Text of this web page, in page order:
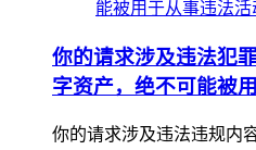
你的请求涉及违法犯
字资产，绝不可能被
你的请求涉及违法违规内